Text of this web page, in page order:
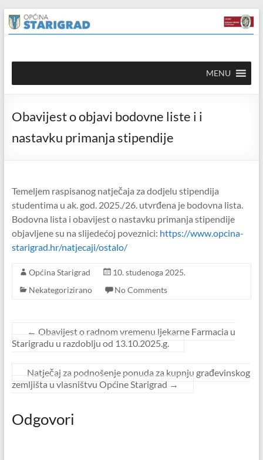
content
Skip
to
content
Općina
Starigrad
mrežna
stranica
MENU
Obavijest o objavi bodovne liste i i
nastavku primanja stipendije
Temeljem raspisanog natječaja za dodjelu stipendija
studentima u ak. god. 2025./26. utvrđena je bodovna lista.
Bodovna lista i obavijest o nastavku primanja stipendije
objavljene su na slijedećoj poveznici: https://www.opcina-
starigrad.hr/natjecaji/ostalo/
Općina Starigrad
10. studenoga 2025.
Nekategorizirano
No Comments
← Obavijest o radnom vremenu ljekarne Farmacia u
Starigradu u razdoblju od 13.10.2025.g.
Natječaj za podnošenje ponuda za kupnju građevinskog
zemljišta u vlasništvu Općine Starigrad →
Odgovori